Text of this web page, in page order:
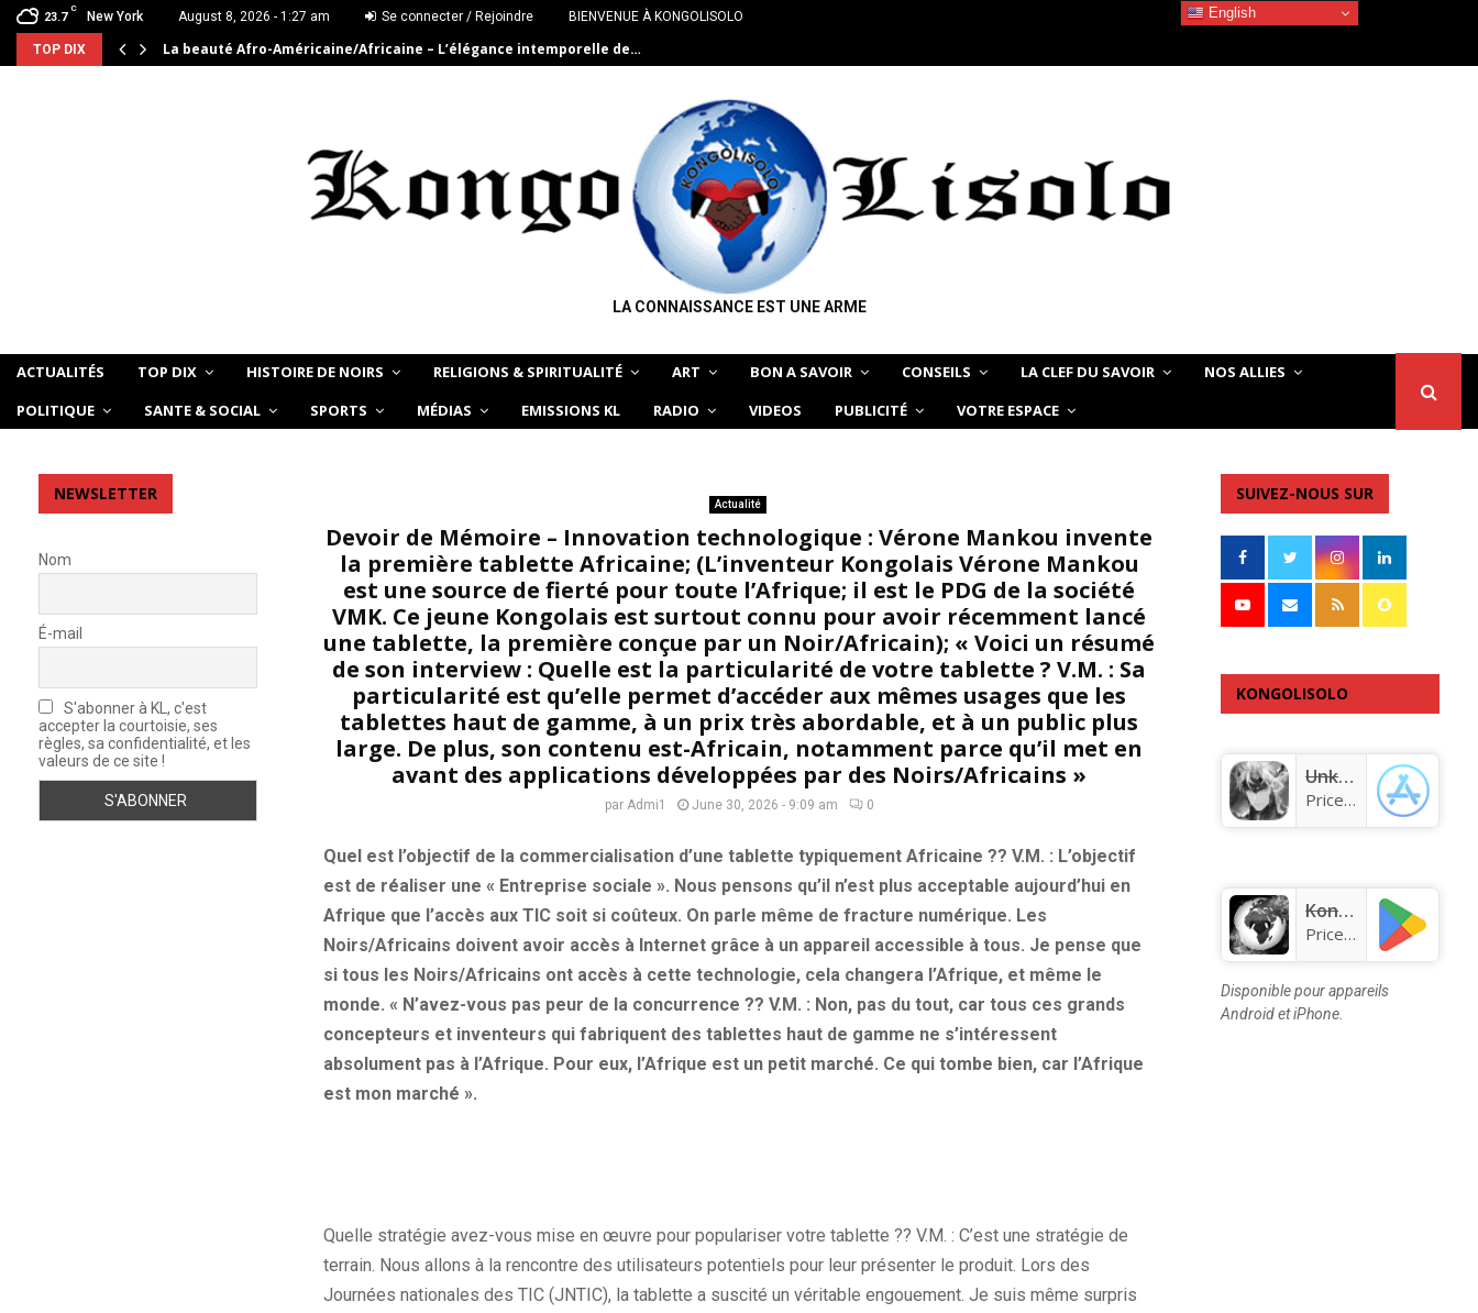
23.7
C
New York August 8, 2026 - 1:27 am Se connecter / Rejoindre BIENVENUE À KONGOLISOLO
TOP DIX La beauté Afro-Américaine/Africaine – L’élégance intemporelle de…
LA CONNAISSANCE EST UNE ARME
ACTUALITÉS TOP DIX HISTOIRE DE NOIRS RELIGIONS & SPIRITUALITÉ ART BON A SAVOIR CONSEILS LA CLEF DU SAVOIR
NOS ALLIES
POLITIQUE
SANTE & SOCIAL SPORTS MÉDIAS EMISSIONS KL RADIO VIDEOS PUBLICITÉ VOTRE ESPACE
Actualité
Devoir de Mémoire – Innovation technologique : Vérone Mankou invente
la première tablette Africaine; (L’inventeur Kongolais Vérone Mankou
est une source de fierté pour toute l’Afrique; il est le PDG de la société
VMK. Ce jeune Kongolais est surtout connu pour avoir récemment lancé
une tablette, la première conçue par un Noir/Africain); « Voici un résumé
de son interview : Quelle est la particularité de votre tablette ? V.M. : Sa
particularité est qu’elle permet d’accéder aux mêmes usages que les
tablettes haut de gamme, à un prix très abordable, et à un public plus
large. De plus, son contenu est-Africain, notamment parce qu’il met en
avant des applications développées par des Noirs/Africains »
par Admi1 June 30, 2026 - 9:09 am 0
Quel est l’objectif de la commercialisation d’une tablette typiquement Africaine ?? V.M. : L’objectif
est de réaliser une « Entreprise sociale ». Nous pensons qu’il n’est plus acceptable aujourd’hui en
Afrique que l’accès aux TIC soit si coûteux. On parle même de fracture numérique. Les
Noirs/Africains doivent avoir accès à Internet grâce à un appareil accessible à tous. Je pense que
si tous les Noirs/Africains ont accès à cette technologie, cela changera l’Afrique, et même le
monde. « N’avez-vous pas peur de la concurrence ?? V.M. : Non, pas du tout, car tous ces grands
concepteurs et inventeurs qui fabriquent des tablettes haut de gamme ne s’intéressent
absolument pas à l’Afrique. Pour eux, l’Afrique est un petit marché. Ce qui tombe bien, car l’Afrique
est mon marché ».
Quelle stratégie avez-vous mise en œuvre pour populariser votre tablette ?? V.M. : C’est une stratégie de
terrain. Nous allons à la rencontre des utilisateurs potentiels pour leur présenter le produit. Lors des
Journées nationales des TIC (JNTIC), la tablette a suscité un véritable engouement. Je suis même surpris
NEWSLETTER
Nom
É-mail
S'abonner à KL, c'est
accepter la courtoisie, ses
règles, sa confidentialité, et les
valeurs de ce site !
SUIVEZ-NOUS SUR
KONGOLISOLO
Unknown app
Price:Free
KongoLisolo
Price:Free
Disponible pour appareils
Android et iPhone.
English